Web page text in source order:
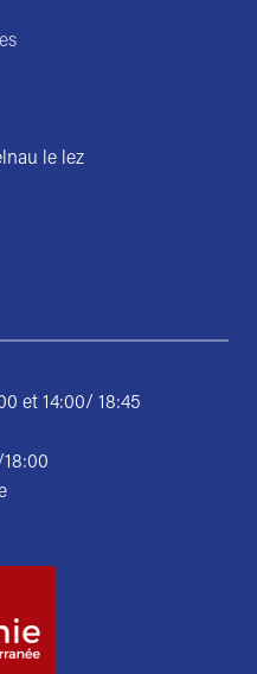
le lez
et 14:00/ 18:45